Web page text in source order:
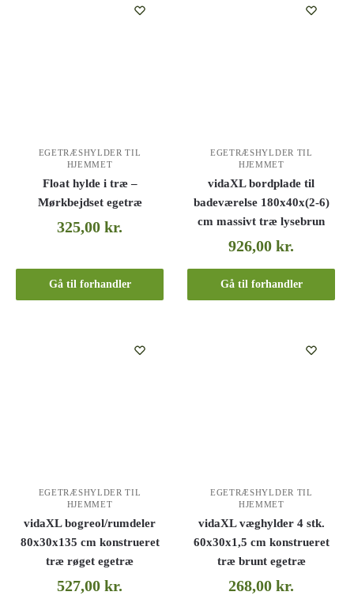
EGETRÆSHYLDER TIL
HJEMMET
Float hylde i træ –
Mørkbejdset egetræ
325,00kr.
Gå til forhandler
EGETRÆSHYLDER TIL
HJEMMET
vidaXL bordplade til
badeværelse 180x40x(2-6)
cm massivt træ lysebrun
926,00kr.
Gå til forhandler
EGETRÆSHYLDER TIL
HJEMMET
vidaXL bogreol/rumdeler
80x30x135 cm konstrueret
træ røget egetræ
527,00kr.
EGETRÆSHYLDER TIL
HJEMMET
vidaXL væghylder 4 stk.
60x30x1,5 cm konstrueret
træ brunt egetræ
268,00kr.